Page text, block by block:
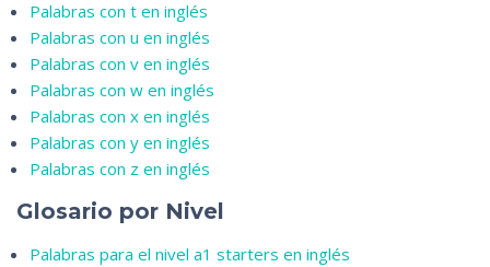
Palabras con t en inglés
Palabras con u en inglés
Palabras con v en inglés
Palabras con w en inglés
Palabras con x en inglés
Palabras con y en inglés
Palabras con z en inglés
Glosario por Nivel
Palabras para el nivel a1 starters en inglés